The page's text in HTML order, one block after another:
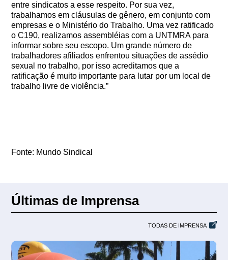
entre sindicatos a esse respeito. Por sua vez,
trabalhamos em cláusulas de gênero, em conjunto com
empresas e o Ministério do Trabalho. Uma vez ratificado
o C190, realizamos assembléias com a UNTMRA para
informar sobre seu escopo. Um grande número de
trabalhadores afiliados enfrentou situações de assédio
sexual no trabalho, por isso acreditamos que a
ratificação é muito importante para lutar por um local de
trabalho livre de violência.”
Fonte: Mundo Sindical
Últimas de Imprensa
TODAS DE IMPRENSA